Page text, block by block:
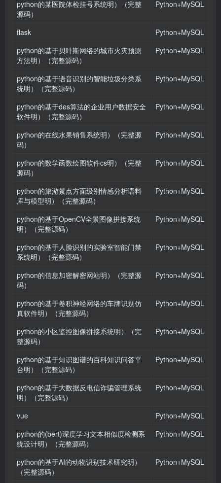
python的某医院体检挂号系统明）（完整
源码）
Python+MySQL
flask
Python+MySQL
python的基于贝叶斯网络的城市火灾预测
方法明）（完整源码）
Python+MySQL
python的基于语音识别的智能垃圾分类系
统明）（完整源码）
Python+MySQL
python的基于des算法的企业用户数据安全
软件明）（完整源码）
Python+MySQL
python的在线水果销售系统明）（完整源
码）
Python+MySQL
python的数学函数绘图软件cs明）（完整
源码）
Python+MySQL
python的旅游景点方面级别情感分析语料
库与模型明）（完整源码）
Python+MySQL
python的基于OpenCV全景图像拼接系统
明）（完整源码）
Python+MySQL
python的基于人脸识别的实验室智能门禁
系统明）（完整源码）
Python+MySQL
python的信息加密解密网站明）（完整源
码）
Python+MySQL
python的基于卷积神经网络的车牌识别仿
真软件明）（完整源码）
Python+MySQL
python的小区监控图像拼接系统明）（完
整源码）
Python+MySQL
python的基于知识图谱的百科知识问答平
台明）（完整源码）
Python+MySQL
python的基于大数据反电信诈骗管理系统
明）（完整源码）
Python+MySQL
vue
Python+MySQL
python的(bert)深度学习文本相似度检测系
统设计明）（完整源码）
Python+MySQL
python的基于AI的动物识别技术研究明）
（完整源码）
Python+MySQL